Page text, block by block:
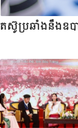
តស៊ូប្រឆាំងនឹងឧប